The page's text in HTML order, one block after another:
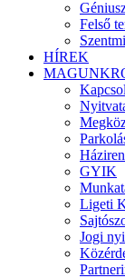
Felső
HÍREK
GYIK
Ligeti
Jogi